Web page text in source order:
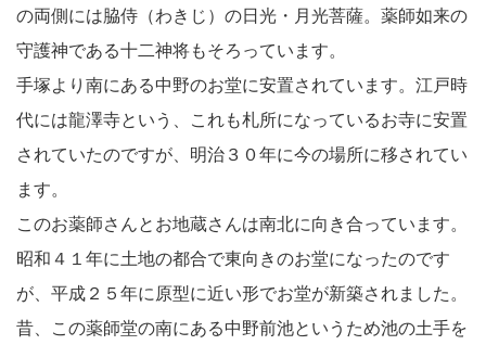
の両側には脇侍（わきじ）の日光・月光菩薩。薬師如来の
守護神である十二神将もそろっています。
手塚より南にある中野のお堂に安置されています。江戸時
代には龍澤寺という、これも札所になっているお寺に安置
されていたのですが、明治３０年に今の場所に移されてい
ます。
このお薬師さんとお地蔵さんは南北に向き合っています。
昭和４１年に土地の都合で東向きのお堂になったのです
が、平成２５年に原型に近い形でお堂が新築されました。
昔、この薬師堂の南にある中野前池というため池の土手を